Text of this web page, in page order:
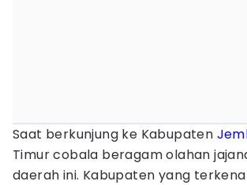
Saat berkunjung ke Kabupaten
Timur cobala beragam olahan
daerah ini. Kabupaten yang